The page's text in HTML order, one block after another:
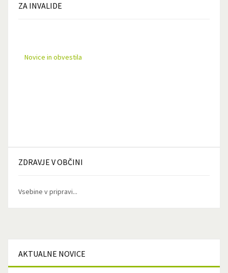
ZA INVALIDE
Novice in obvestila
ZDRAVJE V OBČINI
Vsebine v pripravi...
AKTUALNE NOVICE